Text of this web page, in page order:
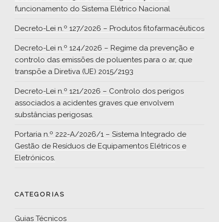
funcionamento do Sistema Elétrico Nacional
Decreto-Lei n.º 127/2026 – Produtos fitofarmacêuticos
Decreto-Lei n.º 124/2026 – Regime da prevenção e
controlo das emissões de poluentes para o ar, que
transpõe a Diretiva (UE) 2015/2193
Decreto-Lei n.º 121/2026 – Controlo dos perigos
associados a acidentes graves que envolvem
substâncias perigosas.
Portaria n.º 222-A/2026/1 – Sistema Integrado de
Gestão de Resíduos de Equipamentos Elétricos e
Eletrónicos.
CATEGORIAS
Guias Técnicos